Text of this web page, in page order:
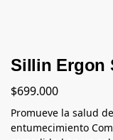
Sillin Ergon
$699.000
Promueve la salud
entumecimiento